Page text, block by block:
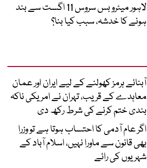
لاہور میٹرو بس سروس 11 اگست سے بند
ہونے کا خدشہ، سبب کیا بنا؟
آبنائے ہرمز کھولنے کے لیے ایران اور عمان
معاہدے کے قریب، تہران نے امریکی ناکہ
بندی ختم کرنے کی شرط رکھ دی
اگر عام آدمی کا احتساب ہوتا ہے تو وزرا
بھی قانون سے ماورا نہیں، اسلام آباد کے
شہریوں کی رائے